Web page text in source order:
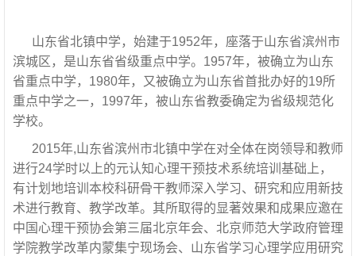
山东省北镇中学，始建于1952年，座落于山东省滨州市
滨城区，是山东省省级重点中学。1957年，被确立为山东
省重点中学，1980年，又被确立为山东省首批办好的19所
重点中学之一，1997年，被山东省教委确定为省级规范化
学校。
2015年,山东省滨州市北镇中学在对全体在岗领导和教师
进行24学时以上的元认知心理干预技术系统培训基础上，
有计划地培训本校科研骨干教师深入学习、研究和应用新技
术进行教育、教学改革。其所取得的显著效果和成果应邀在
中国心理干预协会第三届北京年会、北京师范大学政府管理
学院教学改革内蒙集宁现场会、山东省学习心理学应用研究